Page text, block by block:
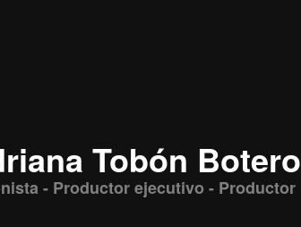
Tobón Botero
- Productor ejecutivo - Productor